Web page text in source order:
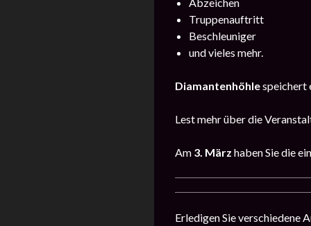
Truppenauftritt
Beschleuniger
und vieles mehr.
Diamantenhöhlespeichert
Lest mehr über die
Am 3. März haben Sie die
Erledigen Sie verschiedene